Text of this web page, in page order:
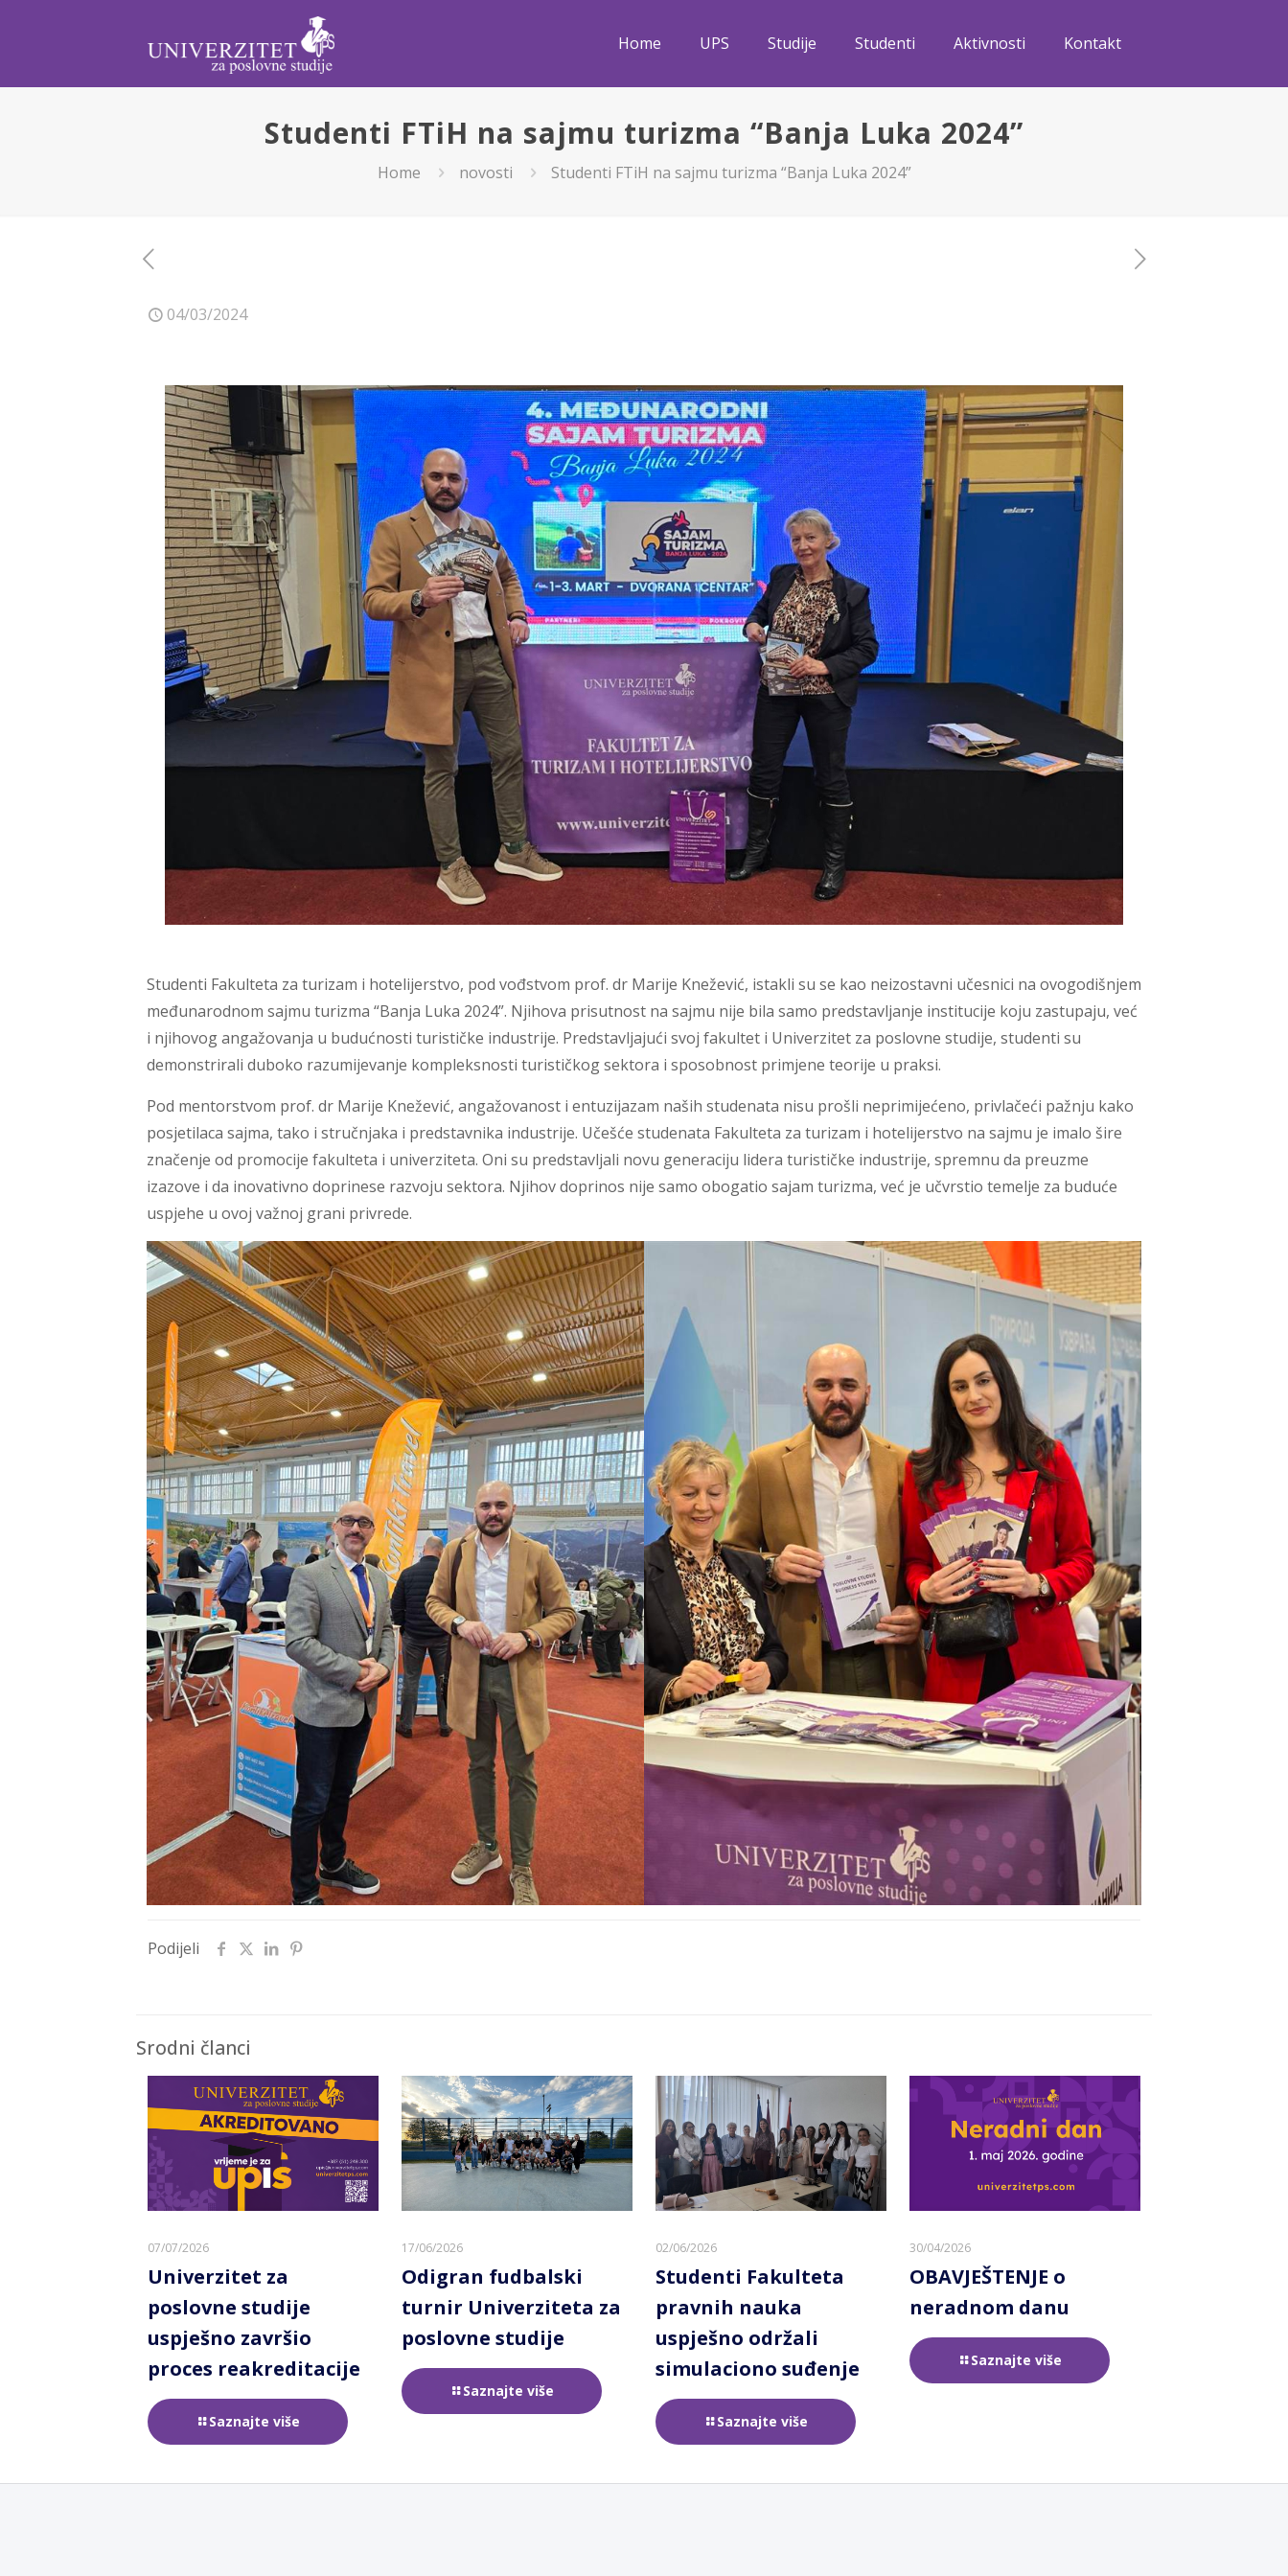
Home UPS Studije Studenti Aktivnosti Kontakt
Studenti FTiH na sajmu turizma “Banja Luka 2024”
Home novosti Studenti FTiH na sajmu turizma “Banja Luka 2024”
04/03/2024
Studenti Fakulteta za turizam i hotelijerstvo, pod vođstvom prof. dr Marije Knežević, istakli su se kao neizostavni učesnici na ovogodišnjem
međunarodnom sajmu turizma “Banja Luka 2024”. Njihova prisutnost na sajmu nije bila samo predstavljanje institucije koju zastupaju, već
i njihovog angažovanja u budućnosti turističke industrije. Predstavljajući svoj fakultet i Univerzitet za poslovne studije, studenti su
demonstrirali duboko razumijevanje kompleksnosti turističkog sektora i sposobnost primjene teorije u praksi.
Pod mentorstvom prof. dr Marije Knežević, angažovanost i entuzijazam naših studenata nisu prošli neprimijećeno, privlačeći pažnju kako
posjetilaca sajma, tako i stručnjaka i predstavnika industrije. Učešće studenata Fakulteta za turizam i hotelijerstvo na sajmu je imalo šire
značenje od promocije fakulteta i univerziteta. Oni su predstavljali novu generaciju lidera turističke industrije, spremnu da preuzme
izazove i da inovativno doprinese razvoju sektora. Njihov doprinos nije samo obogatio sajam turizma, već je učvrstio temelje za buduće
uspjehe u ovoj važnoj grani privrede.
Podijeli
Srodni članci
07/07/2026
Univerzitet za
poslovne studije
uspješno završio
proces reakreditacije
Saznajte više
17/06/2026
Odigran fudbalski
turnir Univerziteta za
poslovne studije
Saznajte više
02/06/2026
Studenti Fakulteta
pravnih nauka
uspješno održali
simulaciono suđenje
Saznajte više
30/04/2026
OBAVJEŠTENJE o
neradnom danu
Saznajte više